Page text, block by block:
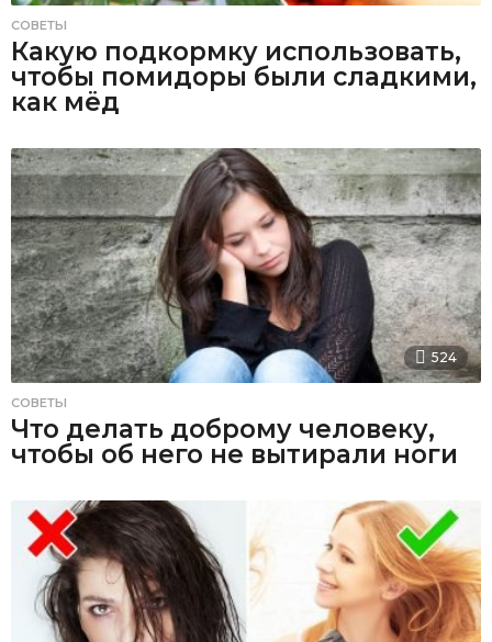
СОВЕТЫ
Какую подкормку использовать,
чтобы помидоры были сладкими,
как мёд
524
СОВЕТЫ
Что делать доброму человеку,
чтобы об него не вытирали ноги